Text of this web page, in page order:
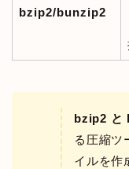
bzip2/bunzip2
bzip2 と
る圧縮ツ
イルを作